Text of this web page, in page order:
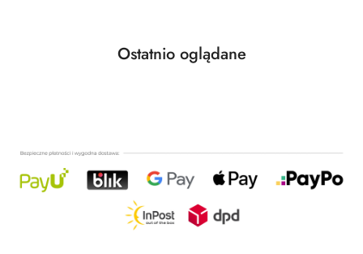
Pomiń karuzelę produktów
Produkty
Ostatnio oglądane